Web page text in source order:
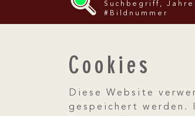
Suchbegriff,
#Bildnummer
Cookies
Diese Website
gespeichert werden.